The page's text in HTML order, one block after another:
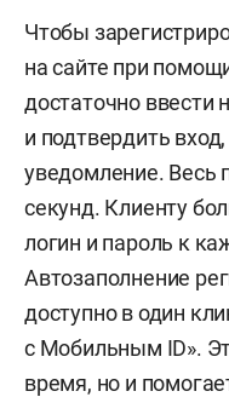
Чтобы
на сайте при
достаточно ввести
и подтвердить
уведомление. Весь
секунд. Клиенту
логин и пароль к
Автозаполнение
доступно в один
с Мобильным ID».
время, но и